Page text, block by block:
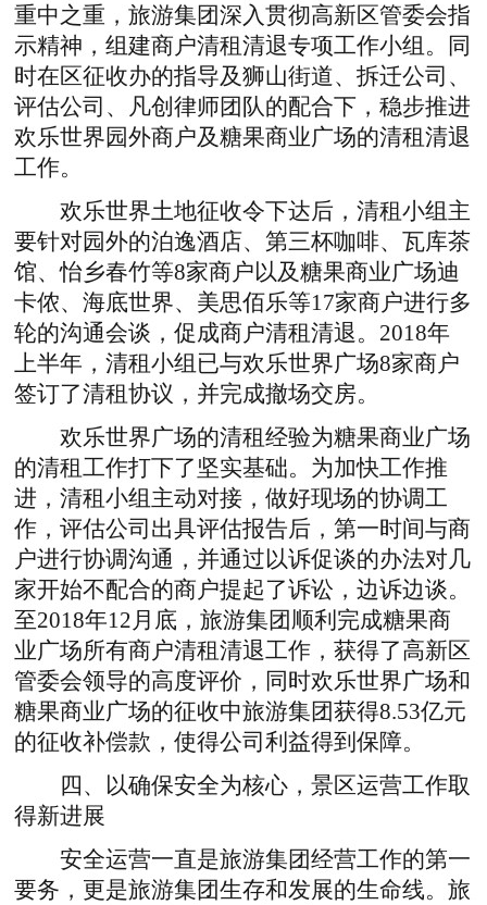
重中之重，旅游集团深入贯彻高新区管委会指
示精神，组建商户清租清退专项工作小组。同
时在区征收办的指导及狮山街道、拆迁公司、
评估公司、凡创律师团队的配合下，稳步推进
欢乐世界园外商户及糖果商业广场的清租清退
工作。
欢乐世界土地征收令下达后，清租小组主
要针对园外的泊逸酒店、第三杯咖啡、瓦库茶
馆、怡乡春竹等8家商户以及糖果商业广场迪
卡侬、海底世界、美思佰乐等17家商户进行多
轮的沟通会谈，促成商户清租清退。2018年
上半年，清租小组已与欢乐世界广场8家商户
签订了清租协议，并完成撤场交房。
欢乐世界广场的清租经验为糖果商业广场
的清租工作打下了坚实基础。为加快工作推
进，清租小组主动对接，做好现场的协调工
作，评估公司出具评估报告后，第一时间与商
户进行协调沟通，并通过以诉促谈的办法对几
家开始不配合的商户提起了诉讼，边诉边谈。
至2018年12月底，旅游集团顺利完成糖果商
业广场所有商户清租清退工作，获得了高新区
管委会领导的高度评价，同时欢乐世界广场和
糖果商业广场的征收中旅游集团获得8.53亿元
的征收补偿款，使得公司利益得到保障。
四、以确保安全为核心，景区运营工作取
得新进展
安全运营一直是旅游集团经营工作的第一
要务，更是旅游集团生存和发展的生命线。旅